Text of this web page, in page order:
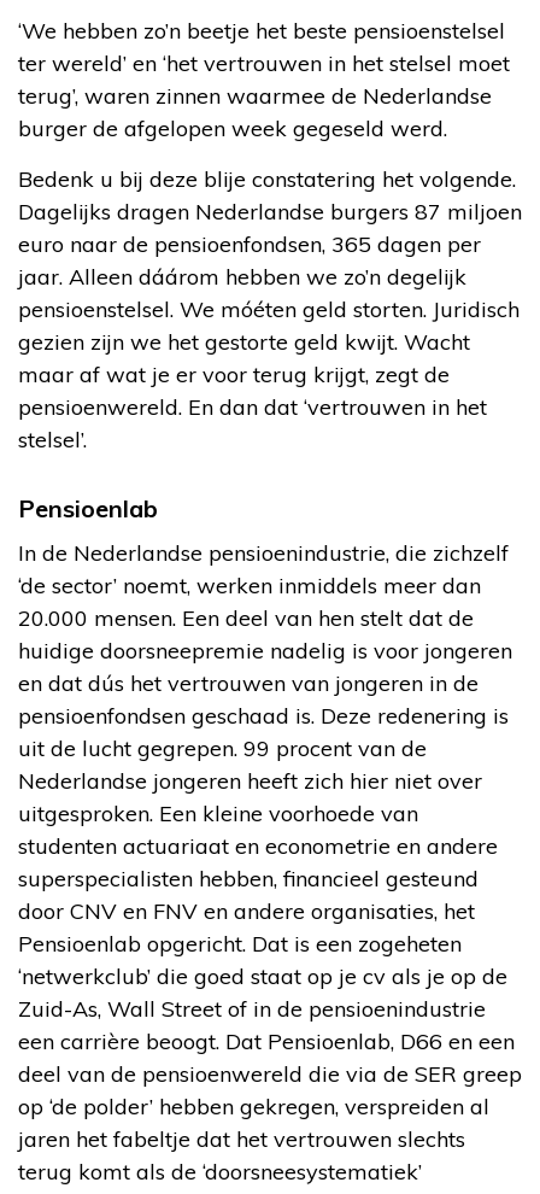
‘We hebben zo’n beetje het beste pensioenstelsel
ter wereld’ en ‘het vertrouwen in het stelsel moet
terug’, waren zinnen waarmee de Nederlandse
burger de afgelopen week gegeseld werd.
Bedenk u bij deze blije constatering het volgende.
Dagelijks dragen Nederlandse burgers 87 miljoen
euro naar de pensioenfondsen, 365 dagen per
jaar. Alleen dáárom hebben we zo’n degelijk
pensioenstelsel. We móéten geld storten. Juridisch
gezien zijn we het gestorte geld kwijt. Wacht
maar af wat je er voor terug krijgt, zegt de
pensioenwereld. En dan dat ‘vertrouwen in het
stelsel’.
Pensioenlab
In de Nederlandse pensioenindustrie, die zichzelf
‘de sector’ noemt, werken inmiddels meer dan
20.000 mensen. Een deel van hen stelt dat de
huidige doorsneepremie nadelig is voor jongeren
en dat dús het vertrouwen van jongeren in de
pensioenfondsen geschaad is. Deze redenering is
uit de lucht gegrepen. 99 procent van de
Nederlandse jongeren heeft zich hier niet over
uitgesproken. Een kleine voorhoede van
studenten actuariaat en econometrie en andere
superspecialisten hebben, financieel gesteund
door CNV en FNV en andere organisaties, het
Pensioenlab opgericht. Dat is een zogeheten
‘netwerkclub’ die goed staat op je cv als je op de
Zuid-As, Wall Street of in de pensioenindustrie
een carrière beoogt. Dat Pensioenlab, D66 en een
deel van de pensioenwereld die via de SER greep
op ‘de polder’ hebben gekregen, verspreiden al
jaren het fabeltje dat het vertrouwen slechts
terug komt als de ‘doorsneesystematiek’